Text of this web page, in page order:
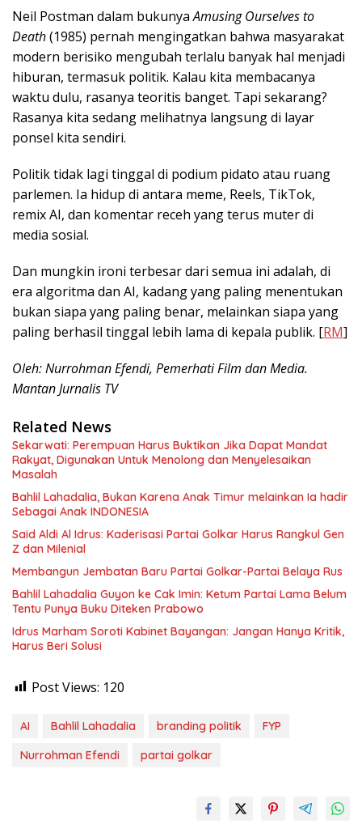
Neil Postman dalam bukunyaAmusing Ourselves to
Death(1985) pernah mengingatkan bahwa masyarakat
modern berisiko mengubah terlalu banyak hal menjadi
hiburan, termasuk politik. Kalau kita membacanya
waktu dulu, rasanya teoritis banget. Tapi sekarang?
Rasanya kita sedang melihatnya langsung di layar
ponsel kita sendiri.
Politik tidak lagi tinggal di podium pidato atau ruang
parlemen. Ia hidup di antara meme, Reels, TikTok,
remix AI, dan komentar receh yang terus muter di
media sosial.
Dan mungkin ironi terbesar dari semua ini adalah, di
era algoritma dan AI, kadang yang paling menentukan
bukan siapa yang paling benar, melainkan siapa yang
paling berhasil tinggal lebih lama di kepala publik. [RM]
Oleh: Nurrohman Efendi, Pemerhati Film dan Media.
Mantan Jurnalis TV
Related News
Sekarwati: Perempuan Harus Buktikan Jika Dapat Mandat
Rakyat, Digunakan Untuk Menolong dan Menyelesaikan
Masalah
Bahlil Lahadalia, Bukan Karena Anak Timur melainkan Ia hadir
Sebagai Anak INDONESIA
Said Aldi Al Idrus: Kaderisasi Partai Golkar Harus Rangkul Gen
Z dan Milenial
Membangun Jembatan Baru Partai Golkar-Partai Belaya Rus
Bahlil Lahadalia Guyon ke Cak Imin: Ketum Partai Lama Belum
Tentu Punya Buku Diteken Prabowo
Idrus Marham Soroti Kabinet Bayangan: Jangan Hanya Kritik,
Harus Beri Solusi
Post Views: 120
AI Bahlil Lahadalia branding politik
FYP
Nurrohman Efendi
partai golkar